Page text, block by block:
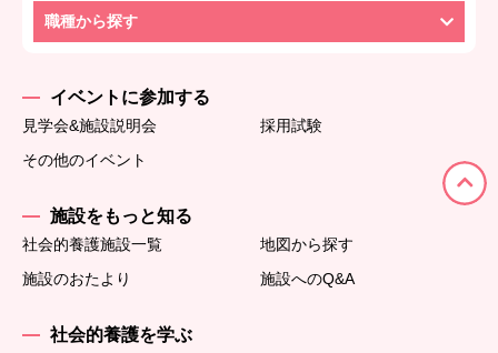
職種から探す
イベントに参加する
見学会&施設説明会
採用試験
その他のイベント
施設をもっと知る
社会的養護施設一覧
地図から探す
施設のおたより
施設へのQ&A
社会的養護を学ぶ